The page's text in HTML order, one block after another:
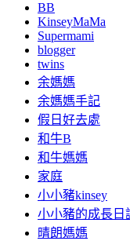
BB
KinseyMaMa
Supermami
blogger
twins
余媽媽
余媽媽手記
假日好去處
和牛B
和牛媽媽
家庭
小小豬kinsey
小小豬的成長日
晴朗媽媽